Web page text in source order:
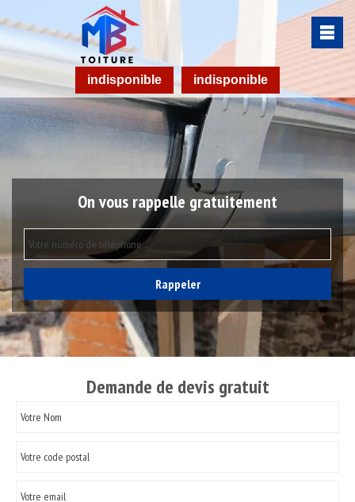
indisponible indisponible
On vous rappelle gratuitement
Demande de devis gratuit